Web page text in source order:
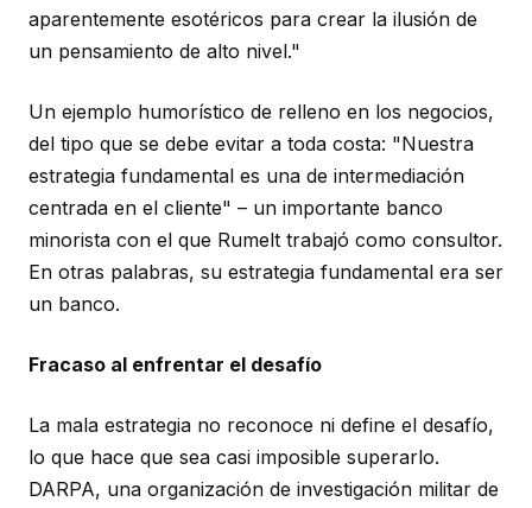
aparentemente esotéricos para crear la ilusión de
un pensamiento de alto nivel."
Un ejemplo humorístico de relleno en los negocios,
del tipo que se debe evitar a toda costa: "Nuestra
estrategia fundamental es una de intermediación
centrada en el cliente" – un importante banco
minorista con el que Rumelt trabajó como consultor.
En otras palabras, su estrategia fundamental era ser
un banco.
Fracaso al enfrentar el desafío
La mala estrategia no reconoce ni define el desafío,
lo que hace que sea casi imposible superarlo.
DARPA, una organización de investigación militar de